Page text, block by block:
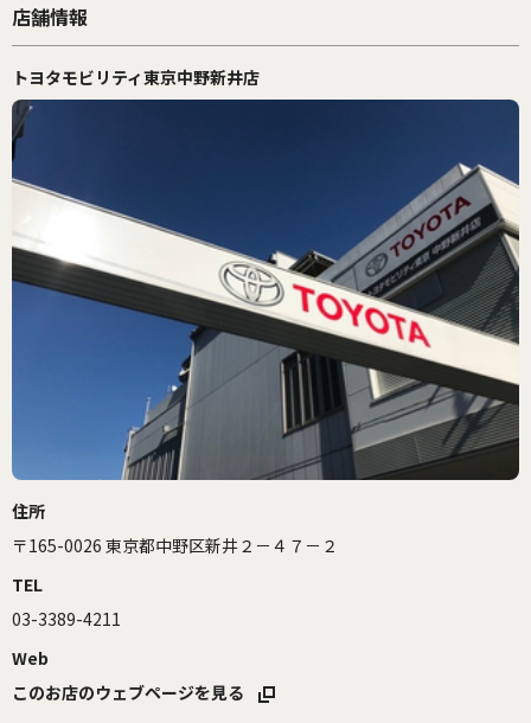
店舗情報
トヨタモビリティ東京中野新井店
住所
〒165-0026 東京都中野区新井２－４７－２
TEL
03-3389-4211
Web
このお店のウェブページを見る